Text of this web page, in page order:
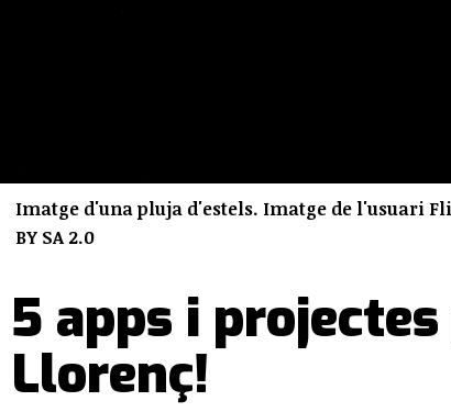
Imatge d'una pluja d'estels. Imatge de l'usuari
BY SA 2.0
5 apps i
Llorenç!